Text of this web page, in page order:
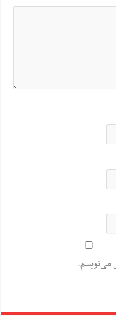
می‌نویسم.